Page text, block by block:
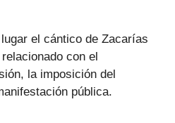
el cántico de Zacarías
con el
la imposición del
pública.